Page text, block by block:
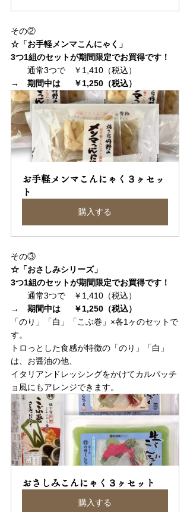
その②
☆「お手軽メンマこんにゃく」
3つ1組のセットが期間限定でお買得です！
通常3つで　￥1,410（税込）
→　期間中は　  ￥1,250（税込）
お手軽メンマこんにゃく３ヶセッ
ト
購入する
その③
☆「おさしみシリーズ」
3つ1組のセットが期間限定でお買得です！
通常3つで　￥1,410（税込）
→　期間中は　  ￥1,250（税込）
「のり」「白」「こぶ巻」×各1ヶのセットで
す。
トロっとした食感が特徴の「のり」「白」
は、お醤油の他、
イタリアンドレッシングをかけてカルパッチ
ョ風にもアレンジできます。
おさしみこんにゃく３ヶセット
購入する